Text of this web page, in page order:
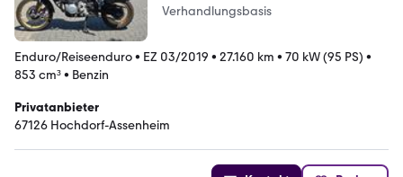
Verhandlungsbasis
Enduro/Reiseenduro• EZ 03/2019 • 27.160 km • 70 kW (95 PS) •
853 cm³• Benzin
Privatanbieter
67126 Hochdorf-Assenheim